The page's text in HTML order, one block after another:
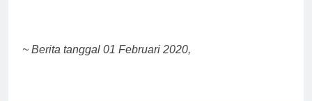
~ Berita tanggal 01 Februari 2020,